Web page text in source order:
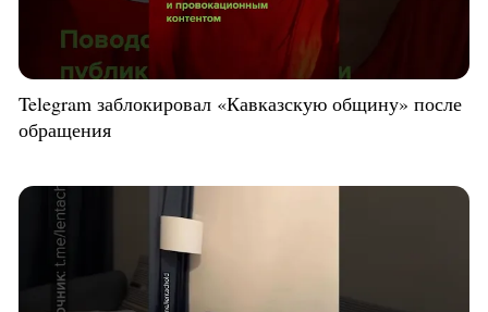
Telegram заблокировал «Кавказскую общину» после
обращения